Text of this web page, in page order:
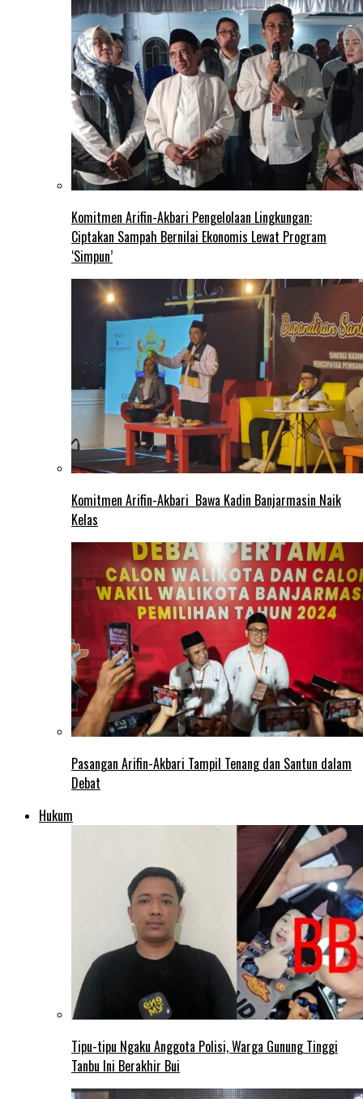
Komitmen Arifin-Akbari Pengelolaan Lingkungan:
Ciptakan Sampah Bernilai Ekonomis Lewat Program
‘Simpun’
Komitmen Arifin-Akbari Bawa Kadin Banjarmasin Naik
Kelas
Pasangan Arifin-Akbari Tampil Tenang dan Santun dalam
Debat
Hukum
Tipu-tipu Ngaku Anggota Polisi, Warga Gunung Tinggi
Tanbu Ini Berakhir Bui